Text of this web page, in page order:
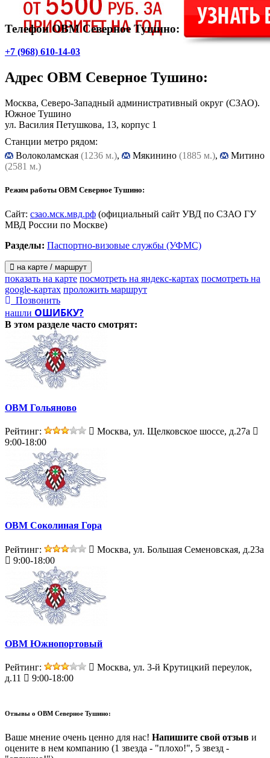
Телефон ОВМ Северное Тушино:
+7 (968) 610-14-03
Адрес ОВМ Северное Тушино:
Москва, Северо-Западный административный округ (СЗАО).
Южное Тушино
ул. Василия Петушкова, 13, корпус 1
Станции метро рядом:
Волоколамская (1236 м.), Мякинино (1885 м.),
Митино
(2581 м.)
Режим работы ОВМ Северное Тушино:
Сайт: сзао.мск.мвд.рф (официальный сайт УВД по СЗАО ГУ
МВД России по Москве)
Разделы: Паспортно-визовые службы (УФМС)
на карте / маршрут
показать на карте посмотреть на яндекс-картах посмотреть на
google-картах проложить маршрут
Позвонить
нашли ОШИБКУ?
В этом разделе часто смотрят:
ОВМ Гольяново
Рейтинг:
Москва, ул. Щелковское шоссе, д.27а
9:00-18:00
ОВМ Соколиная Гора
Рейтинг:
Москва, ул. Большая Семеновская, д.23а
9:00-18:00
ОВМ Южнопортовый
Рейтинг:
Москва, ул. 3-й Крутицкий переулок,
д.11
9:00-18:00
Отзывы о ОВМ Северное Тушино:
Ваше мнение очень ценно для нас! Напишите свой отзыв и
оцените в нем компанию (1 звезда - "плохо!", 5 звезд -